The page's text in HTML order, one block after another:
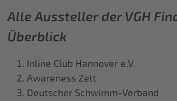
Alle Aussteller der VGH
Überblick
Inline Club Hannover e.V.
Awareness Zelt
Deutscher Schwimm-Verband